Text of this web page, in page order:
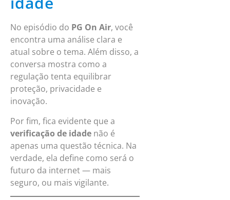
No episódio do PG On Air, você
encontra uma análise clara e
atual sobre o tema. Além disso, a
conversa mostra como a
regulação tenta equilibrar
proteção, privacidade e
inovação.
Por fim, fica evidente que a
verificação de idadenão é
apenas uma questão técnica. Na
verdade, ela define como será o
futuro da internet — mais
seguro, ou mais vigilante.